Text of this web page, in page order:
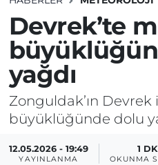
Devrek’te
yağdı
Zonguldak’ın
büyüklüğünde dolu
12.05.2026 - 19:49
YAYINLANMA
1 DK
OKUNMA
DÜNYA
EĞİTİM
ÖZEL HABER
Süper Lig Puan
Tüm Manşetler
Son Dakika
Haber Arşivi